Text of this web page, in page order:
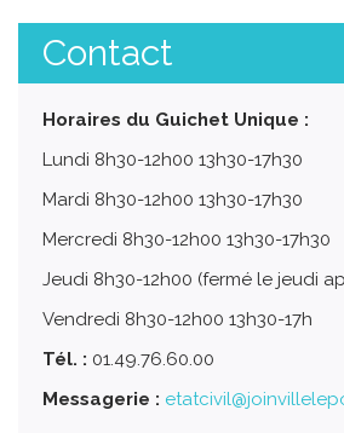
Contact
Horaires du Guichet Unique :
Lundi 8h30-12h00 13h30-17h30
Mardi 8h30-12h00 13h30-17h30
Mercredi 8h30-12h00 13h30-17h30
Jeudi 8h30-12h00 (fermé le jeudi
Vendredi 8h30-12h00 13h30-17h
Tél. : 01.49.76.60.00
Messagerie :